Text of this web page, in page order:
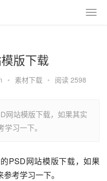
版下载
• 素材下载 • 阅读 2598
网站模版下载，如果其实
习一下。
PSD网站模版下载，如果
考学习一下。